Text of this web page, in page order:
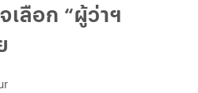
เลือก “ผู้ว่าฯ